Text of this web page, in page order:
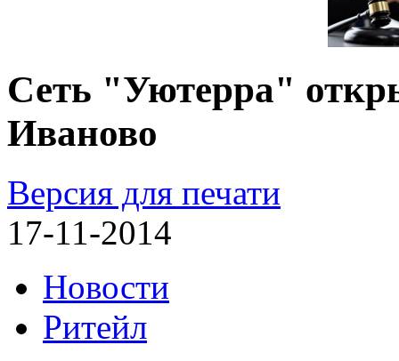
Сеть "Уютерра"
Иваново
Версия для печати
17-11-2014
Новости
Ритейл